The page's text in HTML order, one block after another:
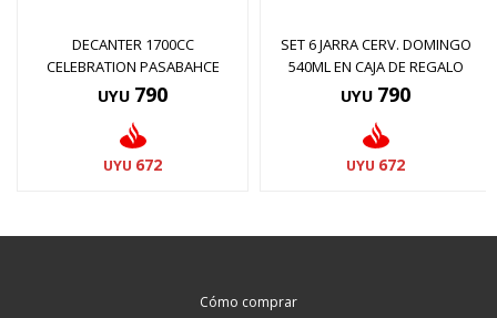
DECANTER 1700CC
CELEBRATION PASABAHCE
UYU 790
UYU 672
SET 6 JARRA CERV. DOMINGO
540ML EN CAJA DE REGALO
UYU 790
UYU 672
Cómo comprar